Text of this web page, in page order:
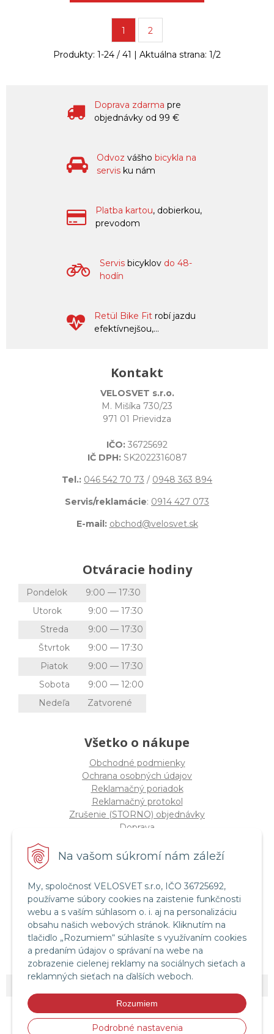
Na vašom súkromí nám záleží
My, spoločnosť VELOSVET s.r.o, IČO 36725692,
používame súbory cookies na zaistenie funkčnosti
webu a s vaším súhlasom o. i. aj na personalizáciu
obsahu našich webových stránok. Kliknutím na
tlačidlo „Rozumiem“ súhlasíte s využívaním cookies
a predaním údajov o správaní na webe na
zobrazenie cielenej reklamy na sociálnych sieťach a
reklamných sieťach na ďalších weboch.
Rozumiem
Podrobné nastavenia
1 2
Produkty: 1-24 / 41 | Aktuálna strana: 1/2
Doprava zdarma pre
objednávky od 99 €
Odvoz vášho bicykla na
servis ku nám
Platba kartou, dobierkou,
prevodom
Servis bicyklov do 48-
hodín
Retül Bike Fit robí jazdu
efektívnejšou,...
Kontakt
VELOSVET s.r.o.
M. Mišíka 730/23
971 01 Prievidza
IČO: 36725692
IČ DPH: SK2022316087
Tel.: 046 542 70 73 / 0948 363 894
Servis/reklamácie: 0914 427 073
E-mail: obchod@velosvet.sk
Otváracie hodiny
Pondelok
9:00 — 17:30
Utorok
9:00 — 17:30
Streda
9:00 — 17:30
Štvrtok
9:00 — 17:30
Piatok
9:00 — 17:30
Sobota
9:00 — 12:00
Nedeľa
Zatvorené
Všetko o nákupe
Obchodné podmienky
Ochrana osobných údajov
Reklamačný poriadok
Reklamačný protokol
Zrušenie (STORNO) objednávky
Doprava
Štatút súťaže "Vianoce 2025"
Servis a služby
Servis bicyklov a elektrobicyklov
Retül Bike Fit
Instagram Velosvet
Facebook Velosvet